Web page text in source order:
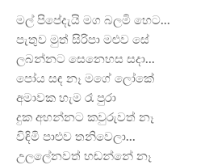
මල් පිපේදැයි මග බලමි හෙට...
පැතුව මුත් සිරිපා මළුව සේ
ලබන්නට සෙනෙහස සදා...
පෝය සඳ නෑ මගේ ලෝකේ
අමාවක හැම රෑ පුරා
දුක අහන්නට කවුරුවත් නෑ
විඳිමි පාළුව තනිවෙලා...
උලලේනවත් හඬන්නේ නෑ